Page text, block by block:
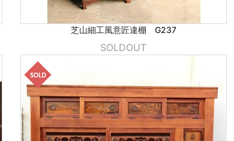
芝山細工風意匠違棚 G237
SOLDOUT